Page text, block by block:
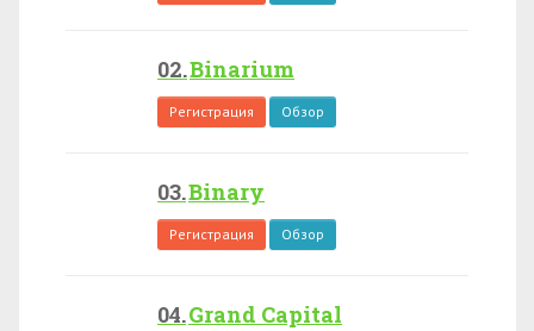
Binarium
Регистрация Обзор
Binary
Регистрация Обзор
Grand Capital